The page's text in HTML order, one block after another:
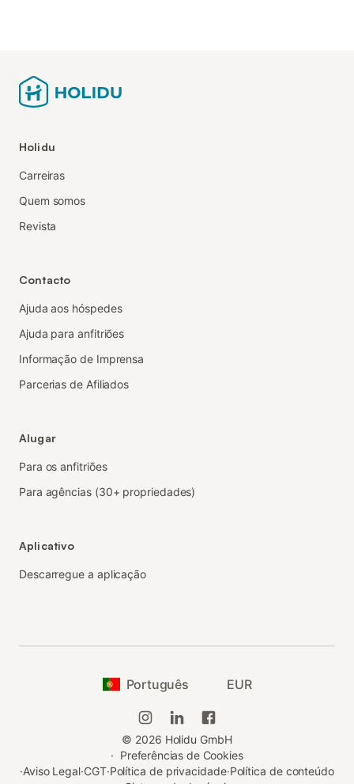
Holidu
Carreiras
Quem somos
Revista
Contacto
Ajuda aos hóspedes
Ajuda para anfitriões
Informação de Imprensa
Parcerias de Afiliados
Alugar
Para os anfitriões
Para agências (30+ propriedades)
Aplicativo
Descarregue a aplicação
Português EUR
© 2026 Holidu GmbH
· Preferências de Cookies
·Aviso Legal·CGT·Política de privacidade·Política de conteúdo